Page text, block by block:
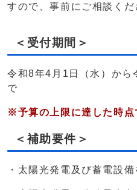
すので、事前にご相談くだ
＜受付期間＞
令和8年4月1日（水）から
で
※予算の上限に達した時点
＜補助要件＞
・太陽光発電及び蓄電設